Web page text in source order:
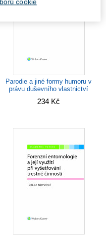
Parodie a jiné formy humoru v
právu duševního vlastnictví
234 Kč
cookie